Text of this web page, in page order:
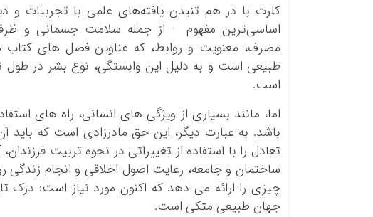
کلرت با در هم تنیدن یافته‌های علمی با تجربیات
اساسی‌ترین مفهوم – از جمله سلامت جسمانی و
مصرف، معنویت و روابط، که عناوین فصل های کتاب
طبیعی است و به دلیل این وابستگی، نوع بشر در طول
است.
اما، مانند بسیاری از ویژگی های انسانی، راه های
باشد. به عبارت دیگر، این حق مادرزادی است که باید
تعادل را با استفاده از تغییراتی در نحوه تربیت
ساختمان و جامعه، رعایت اصول اخلاقی و انجام زندگی
چیزی را ارائه می دهد که اکنون مورد نیاز است: درک
جهان طبیعی متکی است.